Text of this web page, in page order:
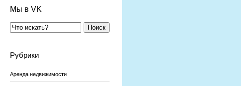
Мы в VK
Поиск
Рубрики
Аренда недвижимости